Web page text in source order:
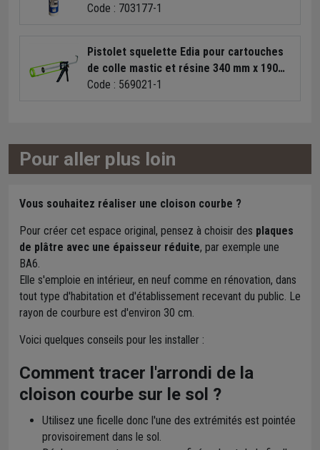
MLT couleur Blanc
Code : 703177-1
Pistolet squelette Edia pour cartouches
de colle mastic et résine 340 mm x 190
mm
Code : 569021-1
Pour aller plus loin
Vous souhaitez réaliser une cloison courbe ?
Pour créer cet espace original, pensez à choisir des plaques
de plâtre avec une épaisseur réduite, par exemple une
BA6.
Elle s'emploie en intérieur, en neuf comme en rénovation, dans
tout type d'habitation et d'établissement recevant du public. Le
rayon de courbure est d'environ 30 cm.
Voici quelques conseils pour les installer :
Comment tracer l'arrondi de la
cloison courbe sur le sol ?
Utilisez une ficelle donc l'une des extrémités est pointée
provisoirement dans le sol.